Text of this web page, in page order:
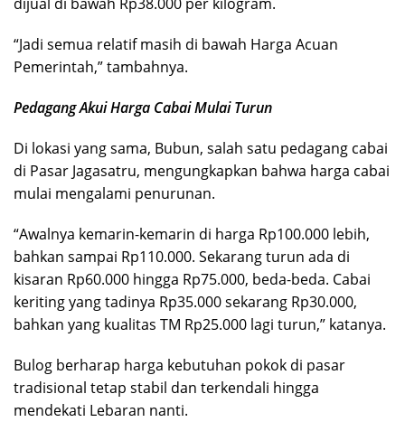
“Jadi semua relatif masih di bawah Harga Acuan
Pemerintah,” tambahnya.
Pedagang Akui Harga Cabai Mulai Turun
Di lokasi yang sama, Bubun, salah satu pedagang cabai
di Pasar Jagasatru, mengungkapkan bahwa harga cabai
mulai mengalami penurunan.
“Awalnya kemarin-kemarin di harga Rp100.000 lebih,
bahkan sampai Rp110.000. Sekarang turun ada di
kisaran Rp60.000 hingga Rp75.000, beda-beda. Cabai
keriting yang tadinya Rp35.000 sekarang Rp30.000,
bahkan yang kualitas TM Rp25.000 lagi turun,” katanya.
Bulog berharap harga kebutuhan pokok di pasar
tradisional tetap stabil dan terkendali hingga
mendekati Lebaran nanti.